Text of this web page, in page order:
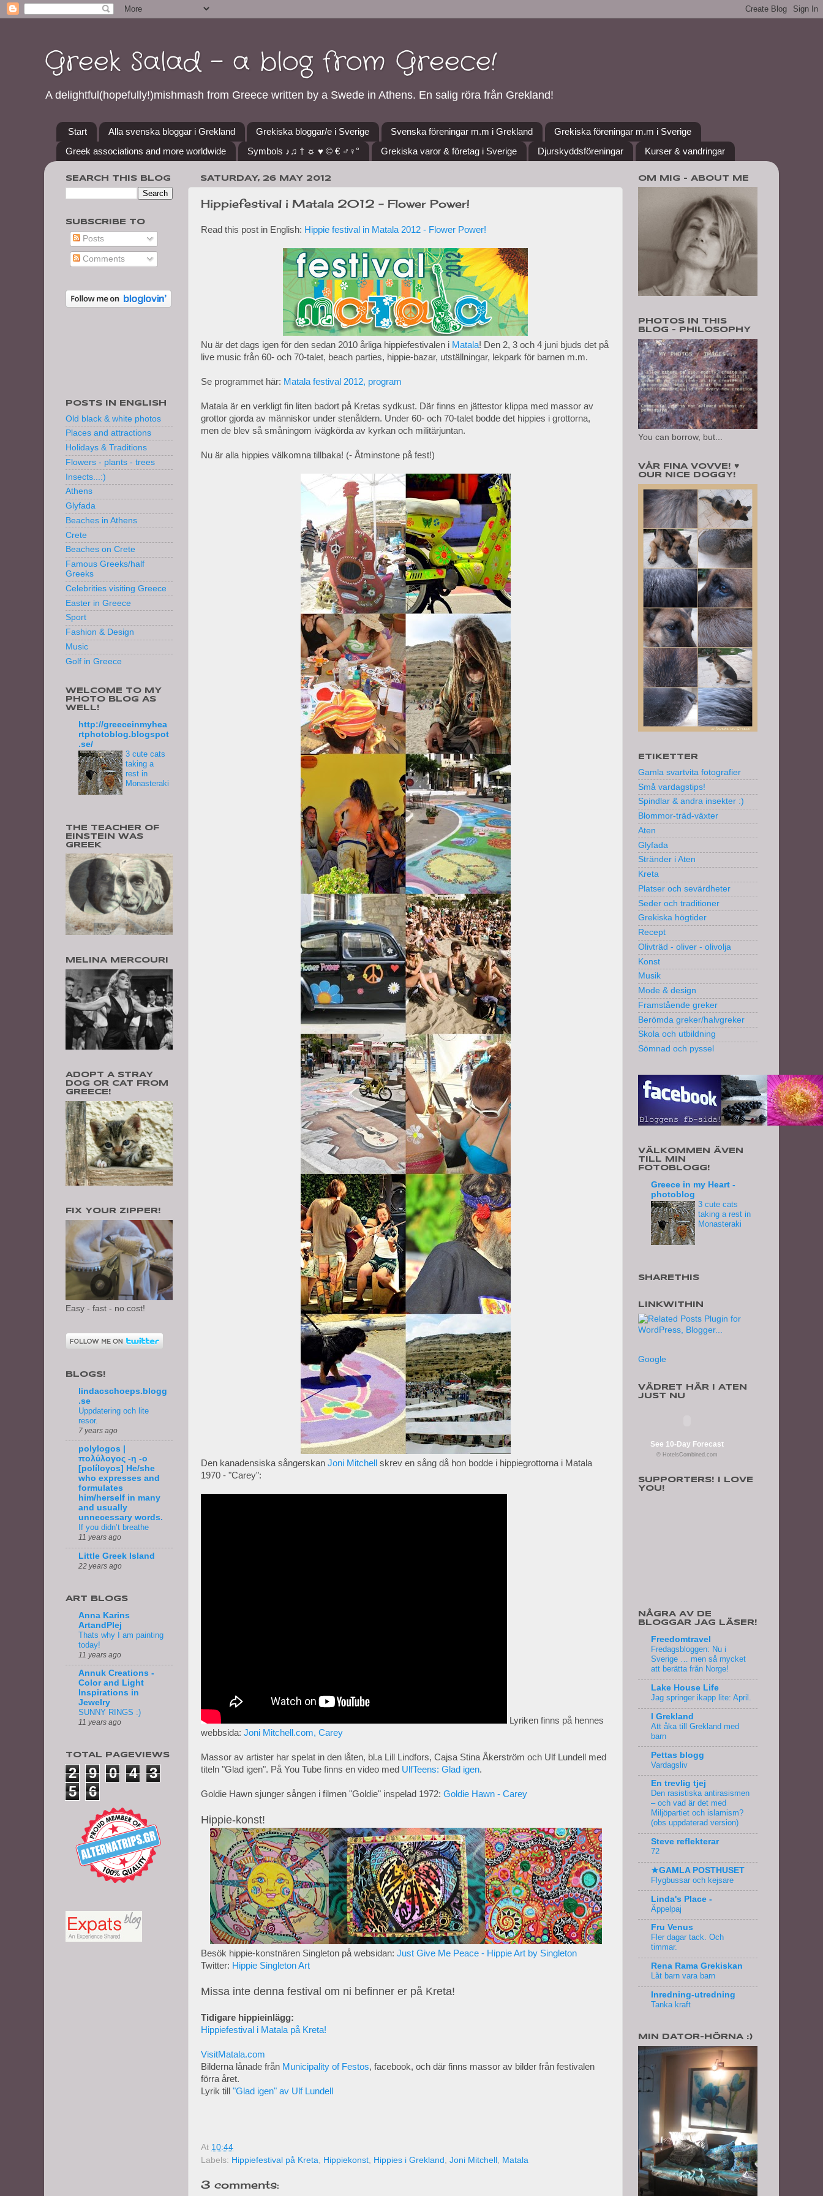
Greek Salad - a blog from Greece!
A delightful(hopefully!)mishmash from Greece written by a Swede in Athens. En salig röra från Grekland!
Start Alla svenska bloggar i Grekland Grekiska bloggar/e i Sverige Svenska föreningar m.m i Grekland
Grekiska föreningar m.m i Sverige
Greek associations and more worldwide
Symbols ♪♫ † ☼ ♥ © € ♂♀° Grekiska varor & företag i Sverige Djurskyddsföreningar Kurser & vandringar
SATURDAY, 26 MAY 2012
Hippiefestival i Matala 2012 - Flower Power!
Read this post in English: Hippie festival in Matala 2012 - Flower Power!
Nu är det dags igen för den sedan 2010 årliga hippiefestivalen i Matala! Den 2, 3 och 4 juni bjuds det på
live music från 60- och 70-talet, beach parties, hippie-bazar, utställningar, lekpark för barnen m.m.
Se programmet här: Matala festival 2012, program
Matala är en verkligt fin liten badort på Kretas sydkust. Där finns en jättestor klippa med massor av
grottor gjorda av människor under stenåldern. Under 60- och 70-talet bodde det hippies i grottorna,
men de blev så småningom ivägkörda av kyrkan och militärjuntan.
Nu är alla hippies välkomna tillbaka! (- Åtminstone på fest!)
Den kanadensiska sångerskan Joni Mitchell skrev en sång då hon bodde i hippiegrottorna i Matala
1970 - "Carey":
Lyriken finns på hennes
webbsida: Joni Mitchell.com, Carey
Massor av artister har spelat in den låten, bl.a Lill Lindfors, Cajsa Stina Åkerström och Ulf Lundell med
titeln "Glad igen". På You Tube finns en video med UlfTeens: Glad igen.
Goldie Hawn sjunger sången i filmen "Goldie" inspelad 1972: Goldie Hawn - Carey
Hippie-konst!
Besök hippie-konstnären Singleton på websidan: Just Give Me Peace - Hippie Art by Singleton
Twitter: Hippie Singleton Art
Missa inte denna festival om ni befinner er på Kreta!
Tidigare hippieinlägg:
Hippiefestival i Matala på Kreta!
VisitMatala.com
Bilderna lånade från Municipality of Festos, facebook, och där finns massor av bilder från festivalen
förra året.
Lyrik till "Glad igen" av Ulf Lundell
At 10:44
Labels: Hippiefestival på Kreta, Hippiekonst, Hippies i Grekland , Joni Mitchell , Matala
3 comments:
SEARCH THIS BLOG
SUBSCRIBE TO
Posts
Comments
POSTS IN ENGLISH
Old black & white photos
Places and attractions
Holidays & Traditions
Flowers - plants - trees
Insects...:)
Athens
Glyfada
Beaches in Athens
Crete
Beaches on Crete
Famous Greeks/half
Greeks
Celebrities visiting Greece
Easter in Greece
Sport
Fashion & Design
Music
Golf in Greece
WELCOME TO MY
PHOTO BLOG AS
WELL!
http://greeceinmyhea
rtphotoblog.blogspot
.se/
3 cute cats
taking a
rest in
Monasteraki
THE TEACHER OF
EINSTEIN WAS
GREEK
MELINA MERCOURI
ADOPT A STRAY
DOG OR CAT FROM
GREECE!
FIX YOUR ZIPPER!
Easy - fast - no cost!
BLOGS!
lindacschoeps.blogg
.se
Uppdatering och lite
resor.
7 years ago
polylogos |
πολύλογος -η -ο
[políloγos] He/she
who expresses and
formulates
him/herself in many
and usually
unnecessary words.
If you didn’t breathe
11 years ago
Little Greek Island
22 years ago
ART BLOGS
Anna Karins
ArtandPlej
Thats why I am painting
today!
11 years ago
Annuk Creations -
Color and Light
Inspirations in
Jewelry
SUNNY RINGS :)
11 years ago
TOTAL PAGEVIEWS
2 9 0 4
3
5
6
OM MIG - ABOUT ME
PHOTOS IN THIS
BLOG - PHILOSOPHY
You can borrow, but...
VÅR FINA VOVVE! ♥
OUR NICE DOGGY!
ETIKETTER
Gamla svartvita fotografier
Små vardagstips!
Spindlar & andra insekter :)
Blommor-träd-växter
Aten
Glyfada
Stränder i Aten
Kreta
Platser och sevärdheter
Seder och traditioner
Grekiska högtider
Recept
Olivträd - oliver - olivolja
Konst
Musik
Mode & design
Framstående greker
Berömda greker/halvgreker
Skola och utbildning
Sömnad och pyssel
VÄLKOMMEN ÄVEN
TILL MIN
FOTOBLOGG!
Greece in my Heart -
photoblog
3 cute cats
taking a rest in
Monasteraki
SHARETHIS
LINKWITHIN
Google
VÄDRET HÄR I ATEN
JUST NU
See 10-Day Forecast
© HotelsCombined.com
SUPPORTERS! I LOVE
YOU!
NÅGRA AV DE
BLOGGAR JAG LÄSER!
Freedomtravel
Fredagsbloggen: Nu i
Sverige … men så mycket
att berätta från Norge!
Lake House Life
Jag springer ikapp lite: April.
I Grekland
Att åka till Grekland med
barn
Pettas blogg
Vardagsliv
En trevlig tjej
Den rasistiska antirasismen
– och vad är det med
Miljöpartiet och islamism?
(obs uppdaterad version)
Steve reflekterar
72
★GAMLA POSTHUSET
Flygbussar och kejsare
Linda's Place -
Äppelpaj
Fru Venus
Fler dagar tack. Och
timmar.
Rena Rama Grekiskan
Låt barn vara barn
Inredning-utredning
Tanka kraft
MIN DATOR-HÖRNA :)